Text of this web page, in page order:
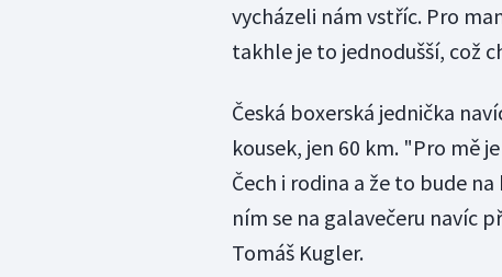
vycházeli nám vstříc. Pro
takhle je to jednodušší, což
Česká boxerská jednička
kousek, jen 60 km. "Pro mě
Čech i rodina a že to bude
ním se na galavečeru navíc
Tomáš Kugler.